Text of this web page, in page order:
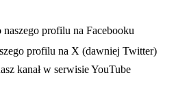
się w nowej karcie
naszego profilu na Facebooku
profilu na X (dawniej Twitter)
w nowej karcie
kanał w serwisie YouTube